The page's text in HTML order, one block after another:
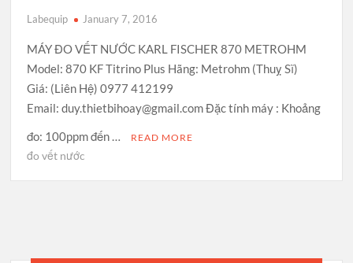
Labequip January 7, 2016
MÁY ĐO VẾT NƯỚC KARL FISCHER 870 METROHM
Model: 870 KF Titrino Plus Hãng: Metrohm (Thuỵ Sĩ)
Giá: (Liên Hệ) 0977 412199
Email: duy.thietbihoay@gmail.com Đặc tính máy : Khoảng
đo: 100ppm đến …
READ MORE
đo vết nước